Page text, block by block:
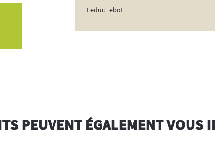
Leduc Lebot
PEUVENT ÉGALEMENT VOUS